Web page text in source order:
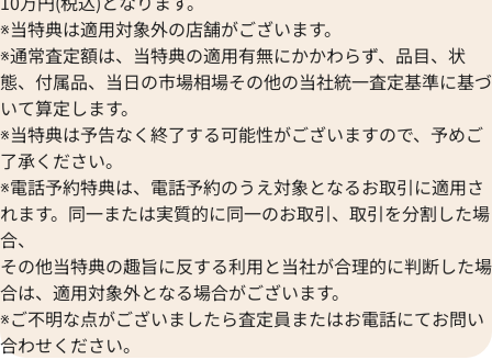
サンローラン ブレスレット・イヤリング
セット
参考買取価格
12,000 円
2025年7月17日時点
サンローラン ブレ
参考買取価格
10,000円
2026年3月17日時
※当特典は適用対象外の店舗がございます。
※通常査定額は、当特典の適用有無にかかわらず、品目、状
態、付属品、当日の市場相場その他の当社統一査定基準に基づ
いて算定します。
※当特典は予告なく終了する可能性がございますので、予めご
了承ください。
※電話予約特典は、電話予約のうえ対象となるお取引に適用さ
れます。同一または実質的に同一のお取引、取引を分割した場
合、
その他当特典の趣旨に反する利用と当社が合理的に判断した場
合は、適用対象外となる場合がございます。
※ご不明な点がございましたら査定員またはお電話にてお問い
合わせください。